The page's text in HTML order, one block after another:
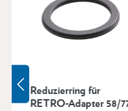
Reduzierring für
RETRO-Adapter 58/